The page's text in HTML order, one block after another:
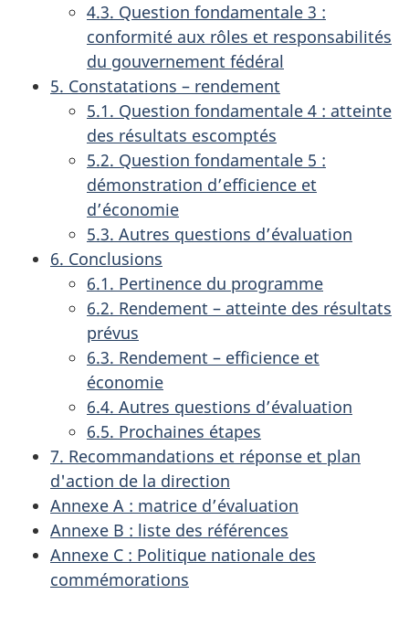
4.3. Question fondamentale 3 :
conformité aux rôles et responsabilités
du gouvernement fédéral
5. Constatations – rendement
5.1. Question fondamentale 4 : atteinte
des résultats escomptés
5.2. Question fondamentale 5 :
démonstration d’efficience et
d’économie
5.3. Autres questions d’évaluation
6. Conclusions
6.1. Pertinence du programme
6.2. Rendement – atteinte des résultats
prévus
6.3. Rendement – efficience et
économie
6.4. Autres questions d’évaluation
6.5. Prochaines étapes
7. Recommandations et réponse et plan
d'action de la direction
Annexe A : matrice d’évaluation
Annexe B : liste des références
Annexe C : Politique nationale des
commémorations